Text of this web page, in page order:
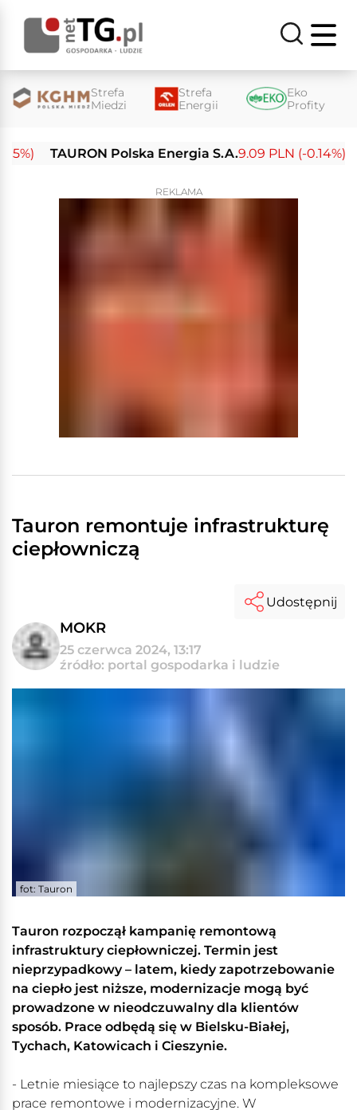
Strefa
Miedzi
Strefa
Energii
Eko
Profity
TAURON Polska Energia S.A. 9.09 PLN (-0.14%)
REKLAMA
Tauron remontuje infrastrukturę
ciepłowniczą
MOKR
25 czerwca 2024, 13:17
źródło: portal gospodarka i ludzie
Udostępnij
fot: Tauron
Tauron rozpoczął kampanię remontową
infrastruktury ciepłowniczej. Termin jest
nieprzypadkowy – latem, kiedy zapotrzebowanie
na ciepło jest niższe, modernizacje mogą być
prowadzone w nieodczuwalny dla klientów
sposób. Prace odbędą się w Bielsku-Białej,
Tychach, Katowicach i Cieszynie.
- Letnie miesiące to najlepszy czas na kompleksowe
prace remontowe i modernizacyjne. W